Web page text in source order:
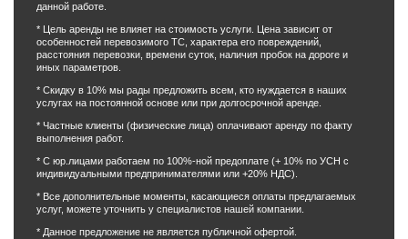
данной работе.
* Цель аренды не влияет на стоимость услуги. Цена зависит от
особенностей перевозимого ТС, характера его повреждений,
расстояния перевозки, времени суток, наличия пробок на дороге и
иных параметров.
* Скидку в 10% мы рады предложить всем, кто нуждается в наших
услугах на постоянной основе или при долгосрочной аренде.
* Частные клиенты (физические лица) оплачивают аренду по факту
выполнения работ.
* С юр.лицами работаем по 100%-ной предоплате (+ 10% по УСН с
индивидуальными предпринимателями или +20% НДС).
* Все дополнительные моменты, касающиеся оплаты предлагаемых
услуг, можете уточнить у специалистов нашей компании.
* Данное предложение не является публичной офертой.